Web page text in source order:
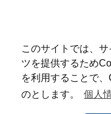
このサイトでは、
ツを提供するため
を利用することで
のとします。
個人